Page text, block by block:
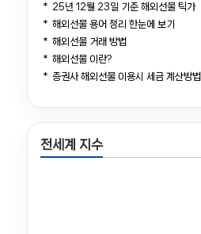
＊ 25년 12월 23일 기준 해외선물 틱가
＊ 해외선물 용어 정리 한눈에 보기
＊ 해외선물 거래 방법
＊ 해외선물 이란?
＊ 증권사 해외선물 이용시 세금 계산방법
전세계 지수